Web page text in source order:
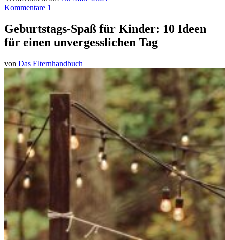
Kommentare 1
Geburtstags-Spaß für Kinder: 10 Ideen
für einen unvergesslichen Tag
von Das Elternhandbuch